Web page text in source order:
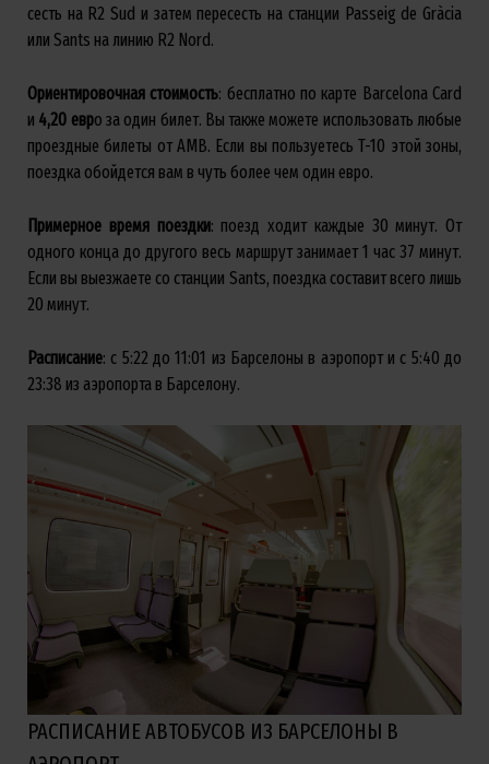
сесть на R2 Sud и затем пересесть на станции Passeig de Gràcia
или Sants на линию R2 Nord.
Ориентировочная стоимость: бесплатно по карте Barcelona Card
и 4,20 евро за один билет. Вы также можете использовать любые
проездные билеты от AMB. Если вы пользуетесь T-10 этой зоны,
поездка обойдется вам в чуть более чем один евро.
Примерное время поездки: поезд ходит каждые 30 минут. От
одного конца до другого весь маршрут занимает 1 час 37 минут.
Если вы выезжаете со станции Sants, поездка составит всего лишь
20 минут.
Расписание: с 5:22 до 11:01 из Барселоны в аэропорт и с 5:40 до
23:38 из аэропорта в Барселону.
РАСПИСАНИЕ АВТОБУСОВ ИЗ БАРСЕЛОНЫ В